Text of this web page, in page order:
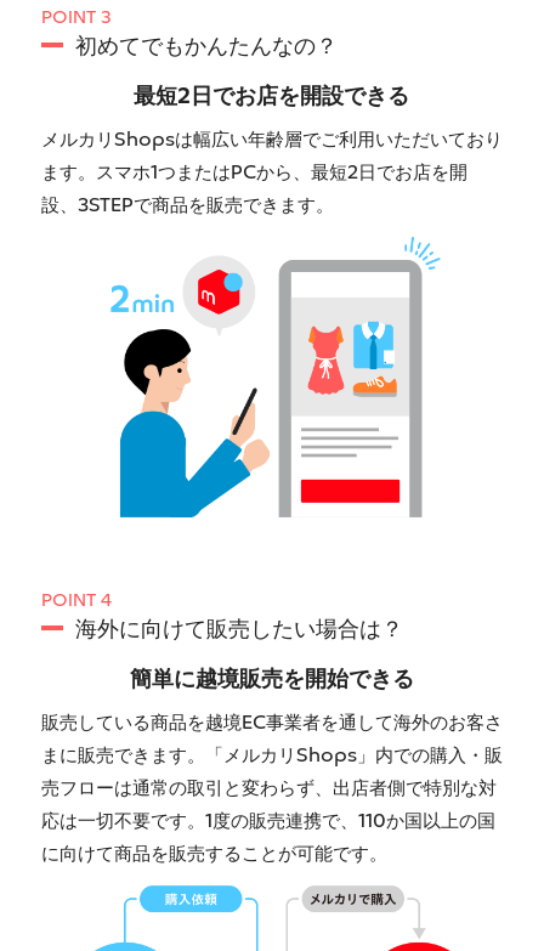
POINT 3
初めてでもかんたんなの？
最短2日でお店を開設できる
メルカリShopsは幅広い年齢層でご利用いただいており
ます。スマホ1つまたはPCから、最短2日でお店を開
設、3STEPで商品を販売できます。
POINT 4
海外に向けて販売したい場合は？
簡単に越境販売を開始できる
販売している商品を越境EC事業者を通して海外のお客さ
まに販売できます。「メルカリShops」内での購入・販
売フローは通常の取引と変わらず、出店者側で特別な対
応は一切不要です。1度の販売連携で、110か国以上の国
に向けて商品を販売することが可能です。